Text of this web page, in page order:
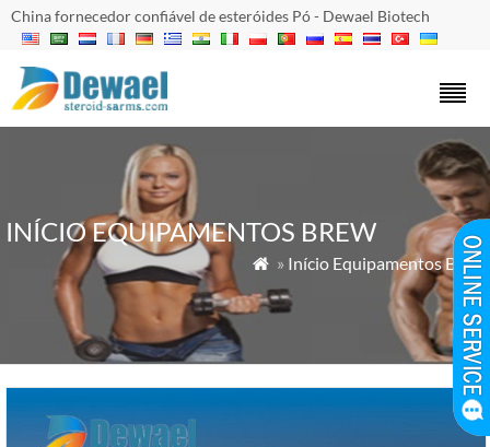
China fornecedor confiável de esteróides Pó - Dewael Biotech
INÍCIO EQUIPAMENTOS BREW
 » Início Equipamentos Brew